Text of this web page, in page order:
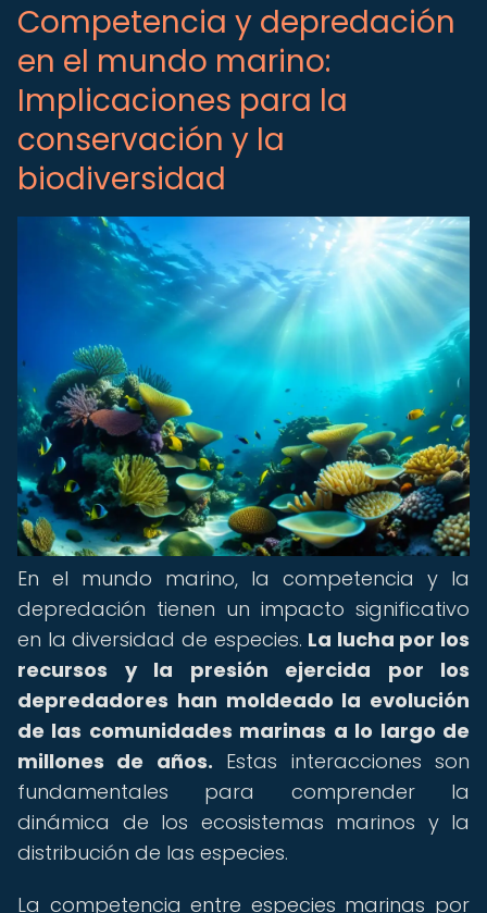
Competencia y depredación
en el mundo marino:
Implicaciones para la
conservación y la
biodiversidad
En el mundo marino, la competencia y la
depredación tienen un impacto significativo
en la diversidad de especies. La lucha por los
recursos y la presión ejercida por los
depredadores han moldeado la evolución
de las comunidades marinas a lo largo de
millones de años. Estas interacciones son
fundamentales para comprender la
dinámica de los ecosistemas marinos y la
distribución de las especies.
La competencia entre especies marinas por